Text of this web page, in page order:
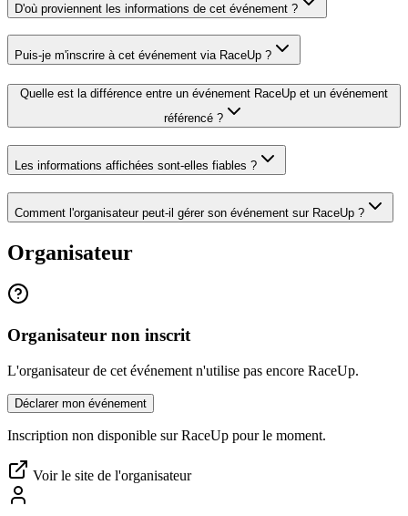
D'où proviennent les informations de cet événement ?
Puis-je m'inscrire à cet événement via RaceUp ?
Quelle est la différence entre un événement RaceUp et un événement
référencé ?
Les informations affichées sont-elles fiables ?
Comment l'organisateur peut-il gérer son événement sur RaceUp ?
Organisateur
Organisateur non inscrit
L'organisateur de cet événement n'utilise pas encore RaceUp.
Déclarer mon événement
Inscription non disponible sur RaceUp pour le moment.
Voir le site de l'organisateur